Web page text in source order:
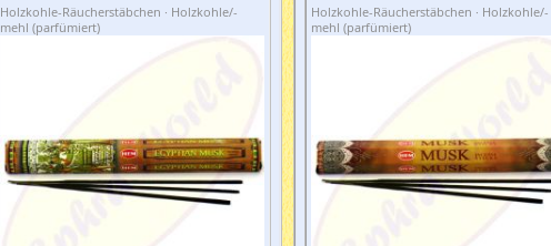
Holzkohle-Räucherstäbchen · Holzkohle/-
mehl (parfümiert)
Holzkohle-Räucherstäbchen · Holzkohle/-
mehl (parfümiert)